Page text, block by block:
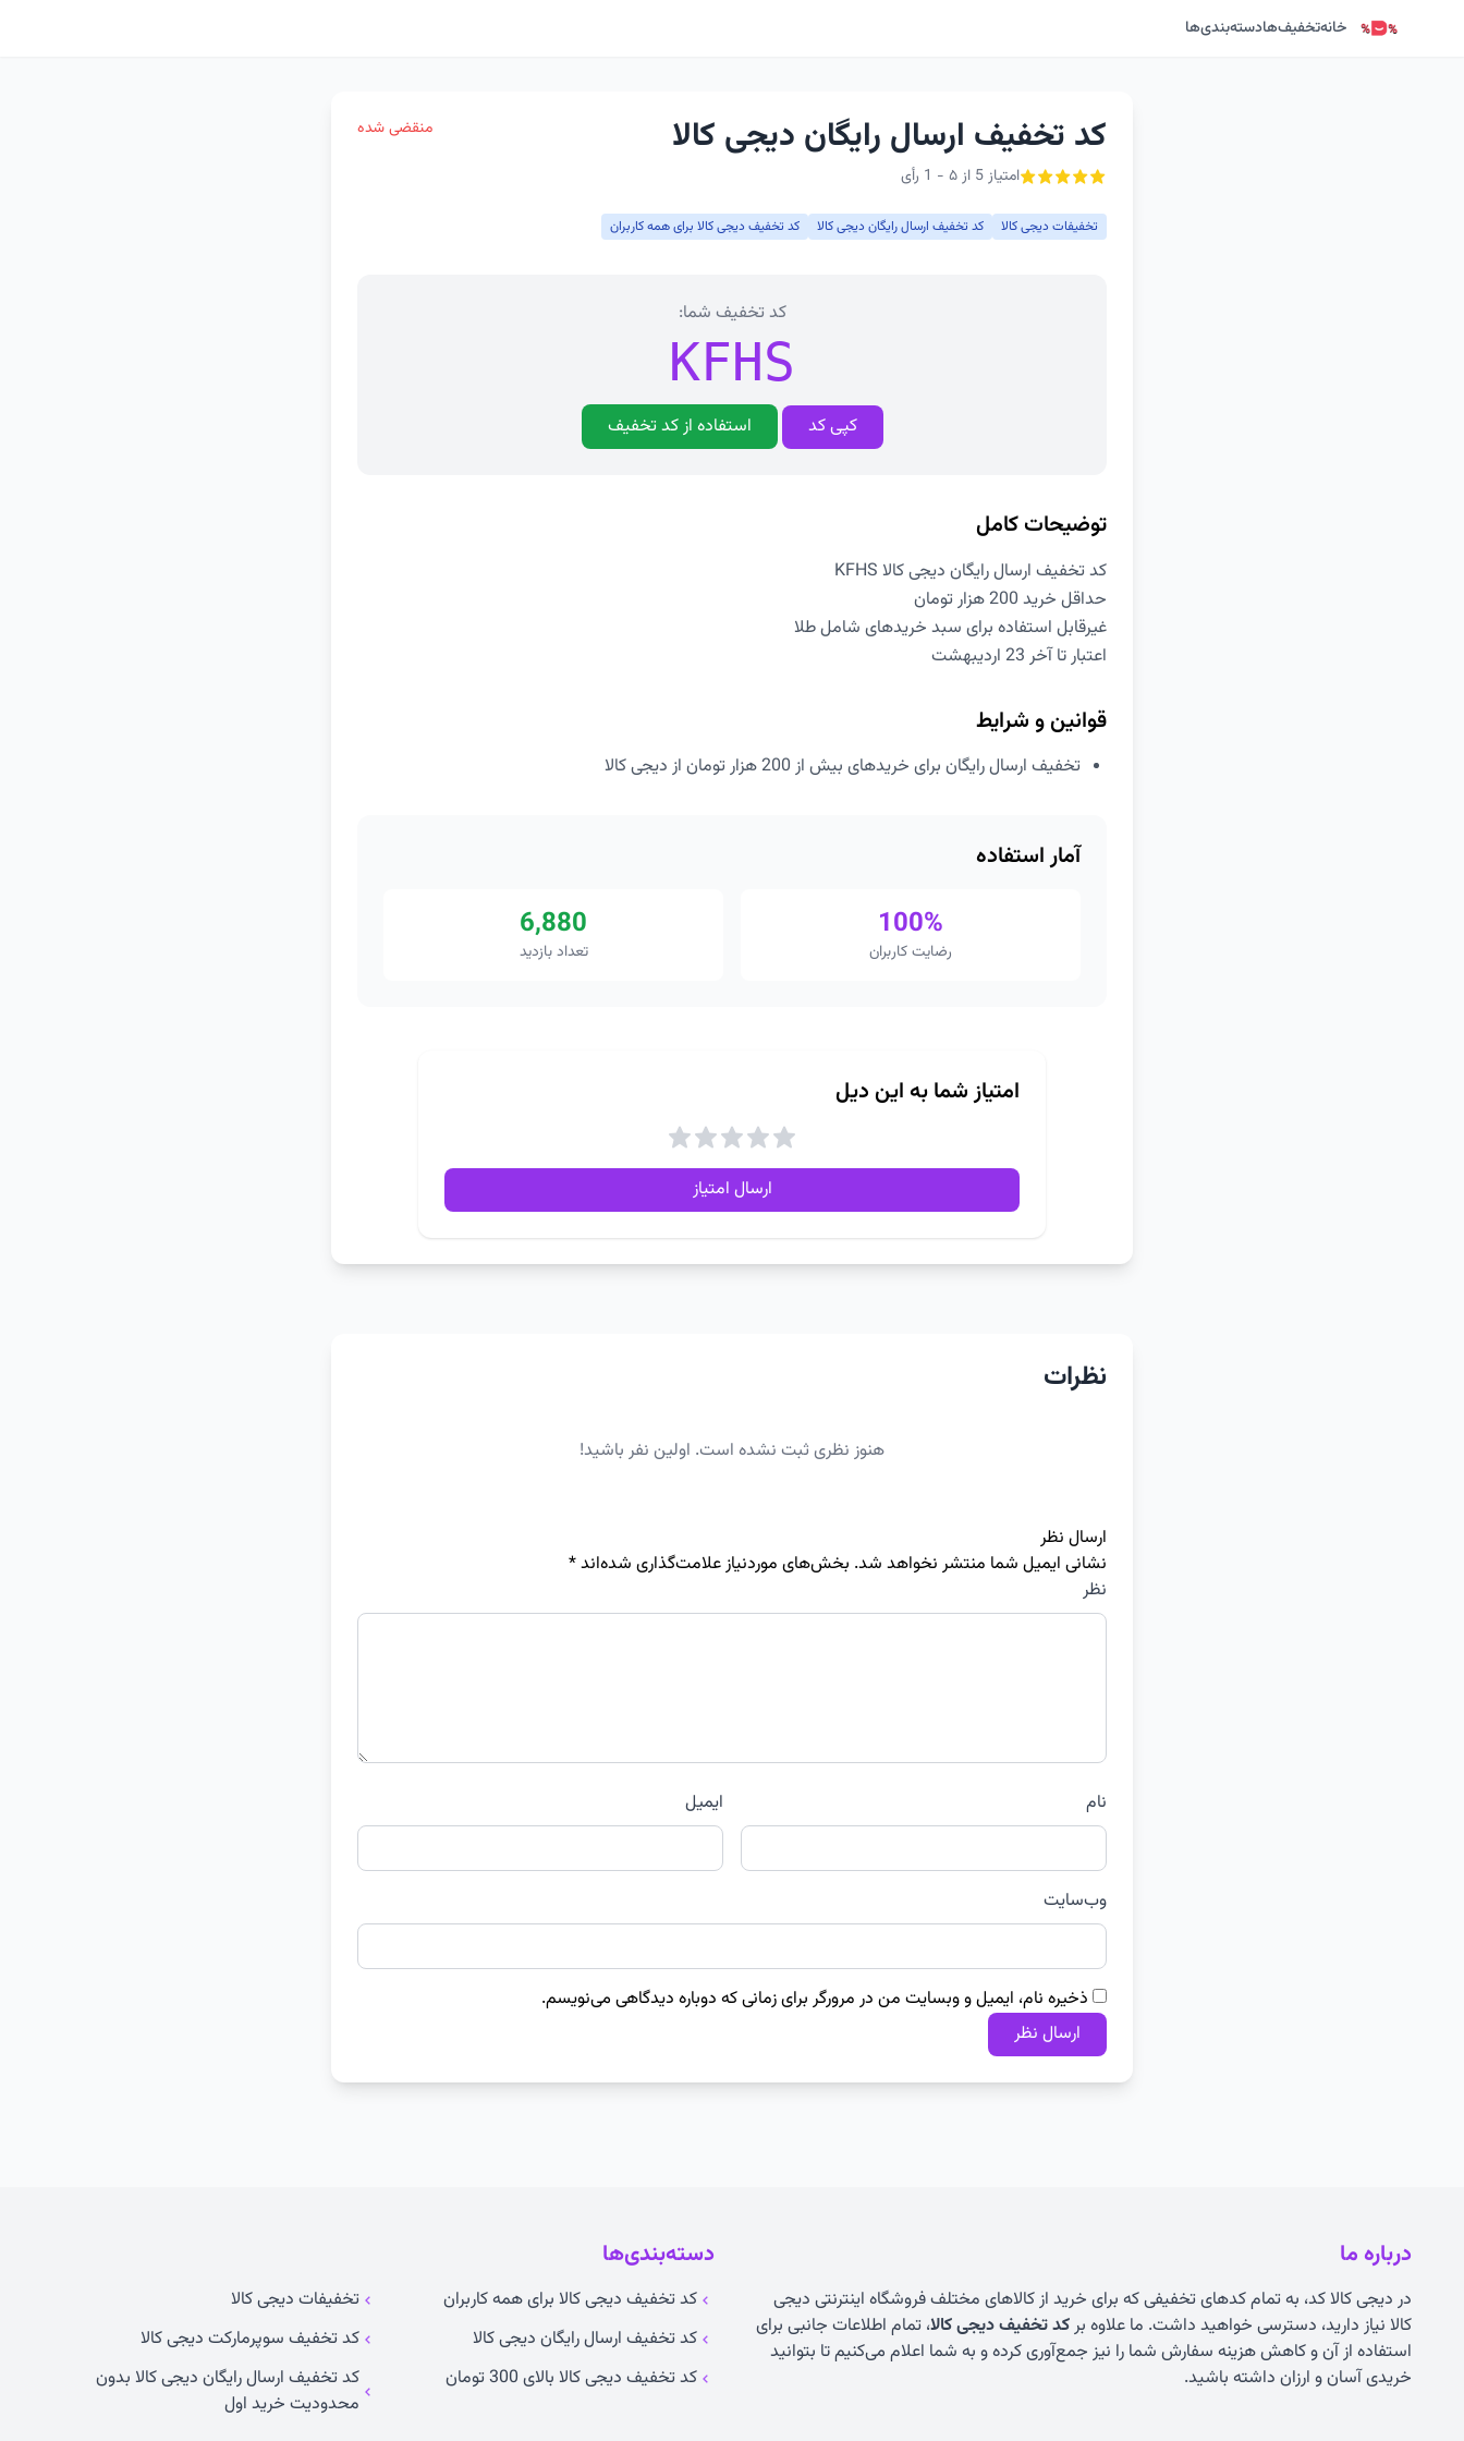
خانهتخفیف‌هادسته‌بندی‌ها
کد تخفیف ارسال رایگان دیجی کالا
امتیاز 5 از ۵ - 1 رأی
منقضی شده
تخفیفات دیجی کالا کد تخفیف ارسال رایگان دیجی کالا کد تخفیف دیجی کالا برای همه کاربران
کد تخفیف شما:
KFHS
کپی کد استفاده از کد تخفیف
توضیحات کامل
کد تخفیف ارسال رایگان دیجی کالا KFHS
حداقل خرید 200 هزار تومان
غیرقابل استفاده برای سبد خریدهای شامل طلا
اعتبار تا آخر 23 اردیبهشت
قوانین و شرایط
تخفیف ارسال رایگان برای خریدهای بیش از 200 هزار تومان از دیجی کالا
آمار استفاده
100%
رضایت کاربران
6,880
تعداد بازدید
امتیاز شما به این دیل
ارسال امتیاز
نظرات
هنوز نظری ثبت نشده است. اولین نفر باشید!
ارسال نظر
نشانی ایمیل شما منتشر نخواهد شد. بخش‌های موردنیاز علامت‌گذاری شده‌اند*
نظر
نام ایمیل
وب‌سایت
ذخیره نام، ایمیل و وبسایت من در مرورگر برای زمانی که دوباره دیدگاهی می‌نویسم.
درباره ما
در دیجی کالا کد، به تمام کدهای تخفیفی که برای خرید از کالاهای مختلف فروشگاه اینترنتی دیجی
کالا نیاز دارید، دسترسی خواهید داشت. ما علاوه برکد تخفیف دیجی کالا، تمام اطلاعات جانبی برای
استفاده از آن و کاهش هزینه سفارش شما را نیز جمع‌آوری کرده و به شما اعلام می‌کنیم تا بتوانید
خریدی آسان و ارزان داشته باشید.
دسته‌بندی‌ها
کد تخفیف دیجی کالا برای همه کاربران
تخفیفات دیجی کالا
کد تخفیف ارسال رایگان دیجی کالا
کد تخفیف سوپرمارکت دیجی کالا
کد تخفیف دیجی کالا بالای 300 تومان
کد تخفیف ارسال رایگان دیجی کالا بدون
محدودیت خرید اول